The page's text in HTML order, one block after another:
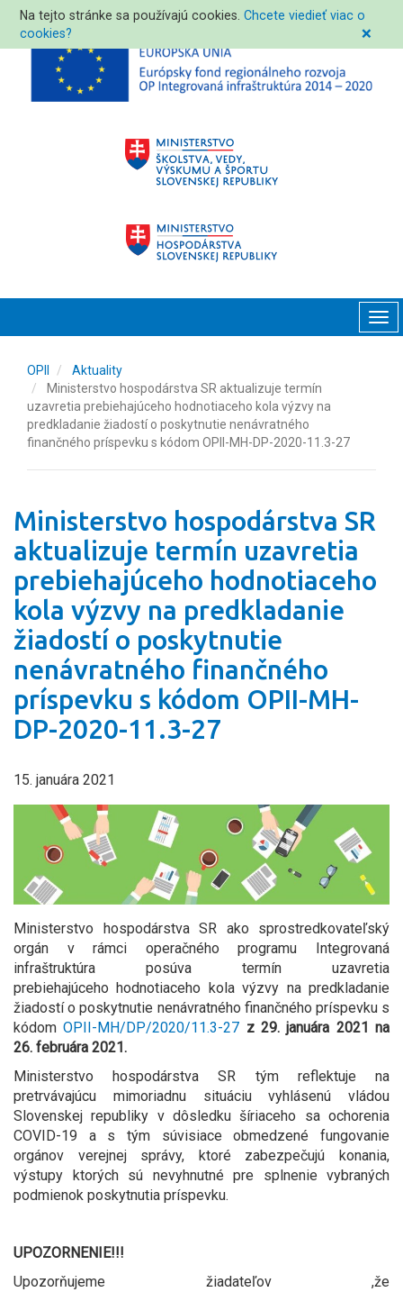
Na tejto stránke sa používajú cookies.Chcete viedieť viac o
cookies?
❌
OPII
Aktuality
Ministerstvo hospodárstva SR aktualizuje termín
uzavretia prebiehajúceho hodnotiaceho kola výzvy na
predkladanie žiadostí o poskytnutie nenávratného
finančného príspevku s kódom OPII-MH-DP-2020-11.3-27
Ministerstvo hospodárstva SR
aktualizuje termín uzavretia
prebiehajúceho hodnotiaceho
kola výzvy na predkladanie
žiadostí o poskytnutie
nenávratného finančného
príspevku s kódom OPII-MH-
DP-2020-11.3-27
15. januára 2021
Ministerstvo hospodárstva SR ako sprostredkovateľský
orgán v rámci operačného programu Integrovaná
infraštruktúra posúva termín uzavretia
prebiehajúceho hodnotiaceho kola výzvy na predkladanie
žiadostí o poskytnutie nenávratného finančného príspevku s
kódomOPII-MH/DP/2020/11.3-27 z 29. januára 2021 na
26. februára 2021.
Ministerstvo hospodárstva SR tým reflektuje na
pretrvávajúcu mimoriadnu situáciu vyhlásenú vládou
Slovenskej republiky v dôsledku šíriaceho sa ochorenia
COVID-19 a s tým súvisiace obmedzené fungovanie
orgánov verejnej správy, ktoré zabezpečujú konania,
výstupy ktorých sú nevyhnutné pre splnenie vybraných
podmienok poskytnutia príspevku.
UPOZORNENIE!!!
Upozorňujeme žiadateľov ,že